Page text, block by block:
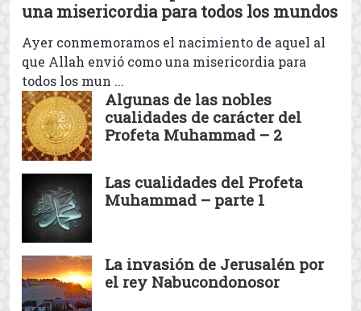
El nacimiento del que Allah envió como
una misericordia para todos los mundos
Ayer conmemoramos el nacimiento de aquel al
que Allah envió como una misericordia para